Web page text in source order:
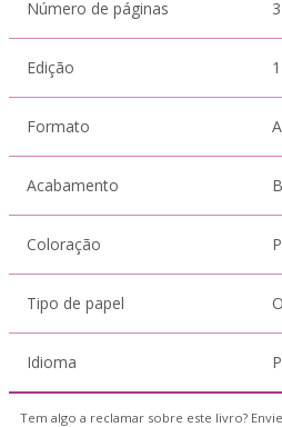
Número de páginas
Edição
Formato
Acabamento
Coloração
Tipo de papel
Idioma
Tem algo a reclamar sobre este livro?